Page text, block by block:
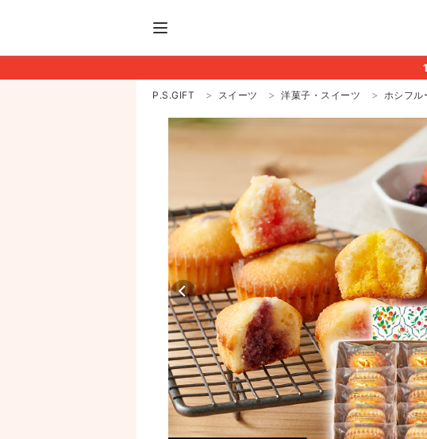
P.S.GIFT スイーツ 洋菓子・スイーツ ホシフル